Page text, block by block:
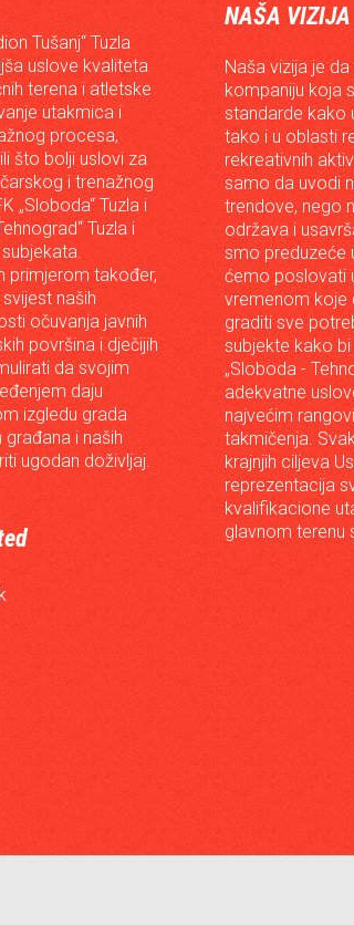
Tušanj“ Tuzla
uslove kvaliteta
terena i atletske
utakmica i
procesa,
što bolji uslovi za
i trenažnog
„Sloboda“ Tuzla i
Tuzla i
primjerom također,
naših
očuvanja javnih
površina i dječijih
da svojim
daju
izgledu grada
i naših
ugodan doživljaj.
NAŠA VIZIJA
Naša vizija je
kompaniju koja
standarde kako
tako i u oblasti
rekreativnih
samo da uvodi
trendove, nego
održava i
smo preduzeće
ćemo poslovati
vremenom koje
graditi sve
subjekte kako bi
„Sloboda -
adekvatne
najvećim
takmičenja.
krajnjih ciljeva
reprezentacija
kvalifikacione
glavnom terenu